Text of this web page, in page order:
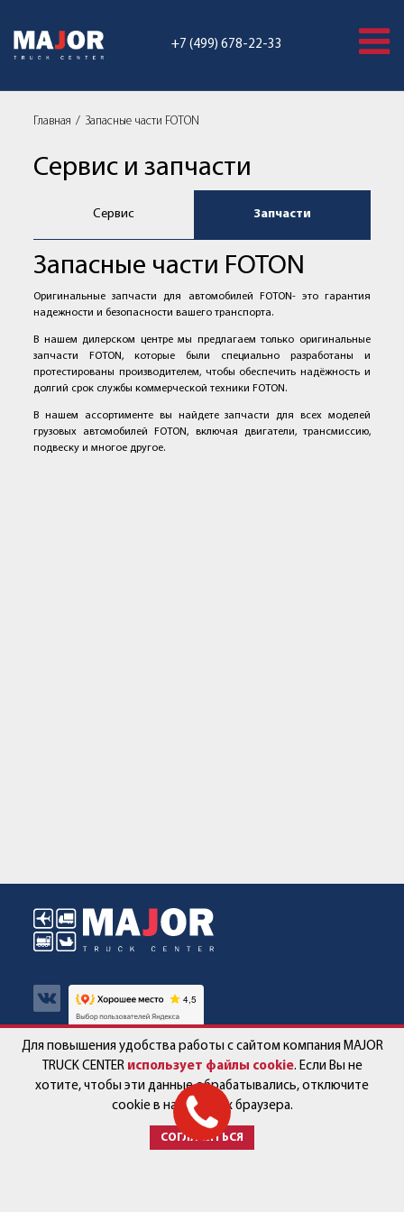
+7 (499) 678-22-33
Главная Запасные части FOTON
Сервис и запчасти
Сервис Запчасти
Запасные части FOTON
Оригинальные запчасти для автомобилей FOTON- это гарантия
надежности и безопасности вашего транспорта.
В нашем дилерском центре мы предлагаем только оригинальные
запчасти FOTON, которые были специально разработаны и
протестированы производителем, чтобы обеспечить надёжность и
долгий срок службы коммерческой техники FOTON.
В нашем ассортименте вы найдете запчасти для всех моделей
грузовых автомобилей FOTON, включая двигатели, трансмиссию,
подвеску и многое другое.
Авто в наличии
Спецпредложения
Контакты
Работа в компании
Новости
Для повышения удобства работы с сайтом компания MAJOR
TRUCK CENTER использует файлы cookie. Если Вы не
хотите, чтобы эти данные обрабатывались, отключите
cookie в настройках браузера.
СОГЛАСИТЬСЯ